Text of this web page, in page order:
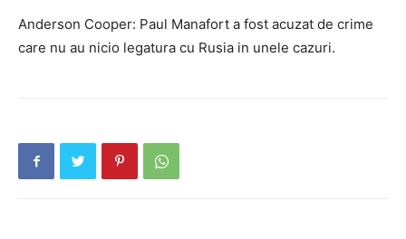
Anderson Cooper: Paul Manafort a fost acuzat de crime
care nu au nicio legatura cu Rusia in unele cazuri.